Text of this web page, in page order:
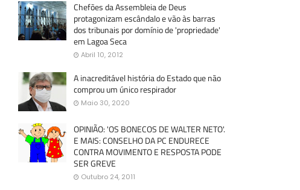
Chefões da Assembleia de Deus
protagonizam escândalo e vão às barras
dos tribunais por domínio de 'propriedade'
em Lagoa Seca
Abril 10, 2012
A inacreditável história do Estado que não
comprou um único respirador
Maio 30, 2020
OPINIÃO: 'OS BONECOS DE WALTER NETO'.
E MAIS: CONSELHO DA PC ENDURECE
CONTRA MOVIMENTO E RESPOSTA PODE
SER GREVE
Outubro 24, 2011